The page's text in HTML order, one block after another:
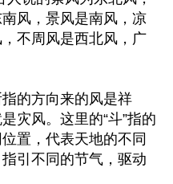
风，景风是南风，凉
不周风是西北风，广
的方向来的风是祥
灾风。这里的“斗”指的
置，代表天地的不同
引不同的节气，驱动